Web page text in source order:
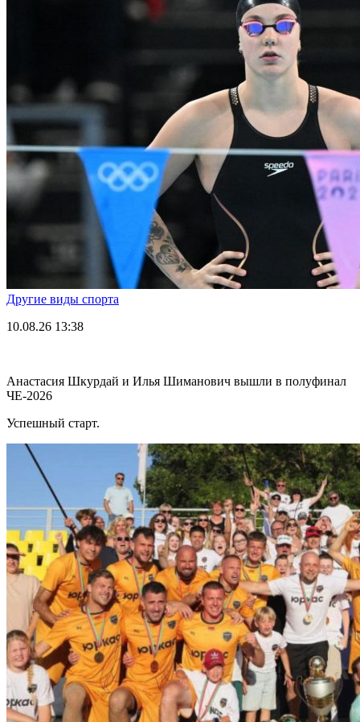
Другие виды спорта
10.08.26 13:38
Анастасия Шкурдай и Илья Шиманович вышли в полуфинал
ЧЕ-2026
Успешный старт.